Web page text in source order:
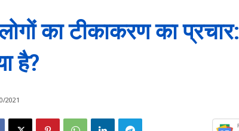
का टीकाकरण का प्रचार:
है?
2021